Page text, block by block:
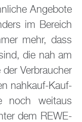
An­ge­bo­te
im Be­reich
mehr, dass
die nah am
Ver­brau­cher
nah­kauf-Kauf­
noch weit­aus
dem REWE-